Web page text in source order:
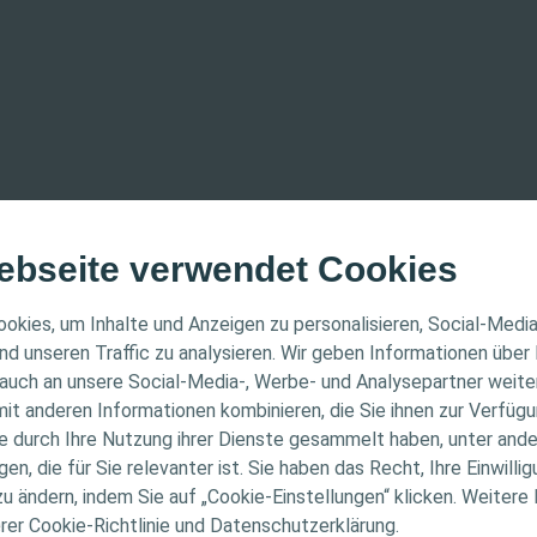
verwendet Cookies
um Inhalte und Anzeigen zu personalisieren, Social-
unseren Traffic zu analysieren. Wir geben Informationen über
an unsere Social-Media-, Werbe- und Analysepartner
anderen Informationen kombinieren, die Sie ihnen zur
durch Ihre Nutzung ihrer Dienste gesammelt haben, unter
die für Sie relevanter ist. Sie haben das Recht, Ihre
ändern, indem Sie auf „Cookie-Einstellungen“ klicken.
Cookie-Richtlinie und Datenschutzerklärung.
HINWEIS
sich nur an medizinisches Fachpersonal. Der
Informations- und Fortbildungszwecke bestimmt.
medizinischen Rat. Die Verantwortung für die
liegt beim medizinischen Fachpersonal.
zu den vorgestellten Produkten, einschließlich
handeln,
(z. B. Name,
oder
verarbeiten
oder über ein
und um mir das
um Fragen zur
mit dem
auch